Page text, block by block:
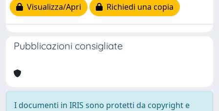
Visualizza/Apri
Richiedi una copia
Pubblicazioni consigliate
I documenti in IRIS sono protetti da copyright e